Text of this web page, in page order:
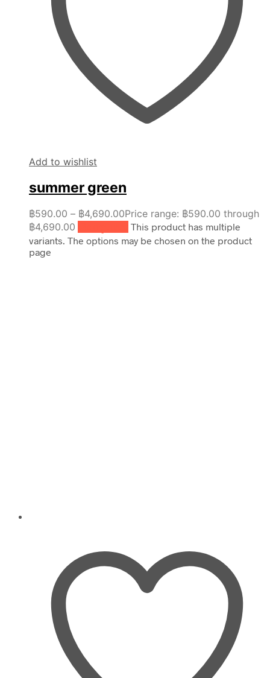
Add to wishlist
summer green
฿590.00 – ฿4,690.00Price range: ฿590.00 through
฿4,690.00
This product has multiple
variants. The options may be chosen on the product
page